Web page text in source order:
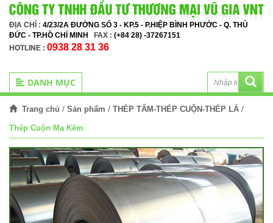
ĐỊA CHỈ : 4/23/2A ĐƯỜNG SỐ 3 - KP.5 - P.HIỆP BÌNH PHƯỚC - Q. THỦ
ĐỨC - TP.HỒ CHÍ MINH
FAX : (+84 28) -37267151
HOTLINE : 0938 28 31 36
DANH MỤC
Trang chủ / Sản phẩm / THÉP TẤM-THÉP CUỘN-THÉP LÁ /
Thép Cuộn Mạ Kẽm